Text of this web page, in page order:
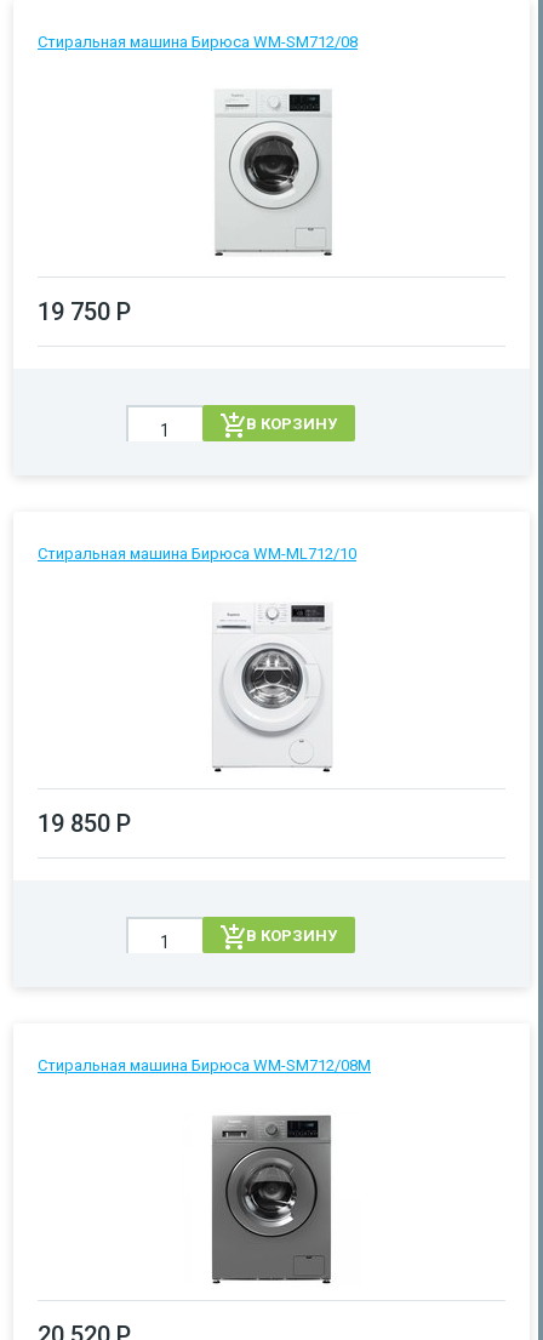
Стиральная машина Бирюса WM-SM712/08
19 750 Р
В КОРЗИНУ
Стиральная машина Бирюса WM-ML712/10
19 850 Р
В КОРЗИНУ
Стиральная машина Бирюса WM-SM712/08M